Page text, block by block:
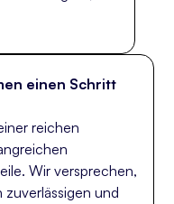
einen Schritt
reichen
Wir versprechen,
und